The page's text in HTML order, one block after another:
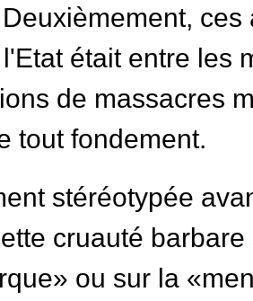
était entre les
de massacres
tout fondement.
stéréotypée
cruauté
ou sur la